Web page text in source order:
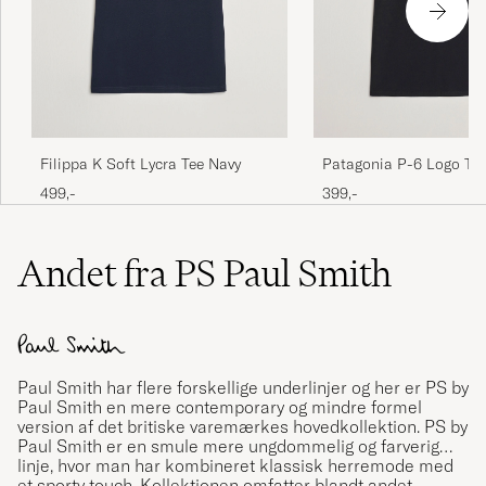
Filippa K Soft Lycra Tee Navy
499,-
Patagonia P-6 Logo T-
399,-
Andet fra PS Paul Smith
Paul Smith har flere forskellige underlinjer og her er PS by
Paul Smith en mere contemporary og mindre formel
version af det britiske varemærkes hovedkollektion. PS by
Paul Smith er en smule mere ungdommelig og farverig
linje, hvor man har kombineret klassisk herremode med